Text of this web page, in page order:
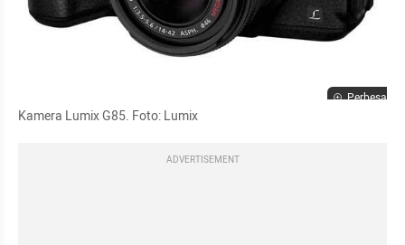
Perbesar
Kamera Lumix G85. Foto: Lumix
ADVERTISEMENT